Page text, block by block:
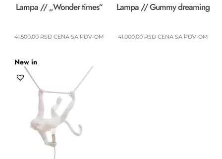
Lampa // „Wonder times“
41.500,00 RSD CENA SA PDV-OM
Lampa // Gummy dreaming
41.000,00 RSD CENA SA PDV-OM
New in